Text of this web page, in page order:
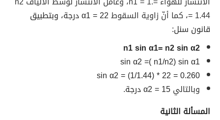
= 1.44، كما أنّ زاوية السقوط
α1 = 22 درجة، وبتطبيق
قانون سنل:
n1 sin α1= n2 sin α2
sin α2 =( n1/n2) sin α1
sin α2 = (1/1.44) * 22 = 0.260
وبالتاليα2 = 15 درجة.
المسألة الثانية